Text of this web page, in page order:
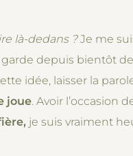
là-dedans ?Je me
depuis bientôt
idée, laisser la
joue. Avoir l’occasion
je suis vraiment